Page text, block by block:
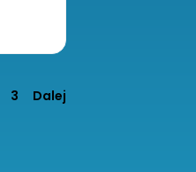
3 Dalej